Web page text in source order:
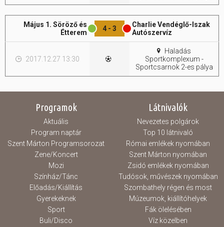
Május 1. Söröző és
Étterem
4 - 3
Charlie Vendéglő-Iszak
Autószervíz
2017.12.27 13:30
Haladás
Sportkomplexum -
Sportcsarnok 2-es pálya
Programok
Aktuális
Program naptár
Szent Márton Programsorozat
Zene/Koncert
Mozi
Színház/Tánc
Előadás/Kiállítás
Gyerekeknek
Sport
Buli/Disco
Látnivalók
Nevezetes polgárok
Top 10 látnivaló
Római emlékek nyomában
Szent Márton nyomában
Zsidó emlékek nyomában
Tudósok, művészek nyomában
Szombathely régen és most
Múzeumok, kiállítóhelyek
Fák ölelésében
Víz közelben